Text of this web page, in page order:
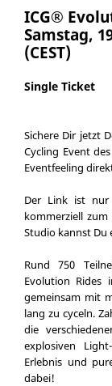
ICG®
Samstag,
(CEST)
Single Ticket
Sichere Dir jetzt
Cycling Event
Eventfeeling
Der Link ist
kommerziell
Studio kannst Du
Rund 750
Evolution
gemeinsam mit
lang zu cyceln.
die
explosiven
Erlebnis und
dabei!